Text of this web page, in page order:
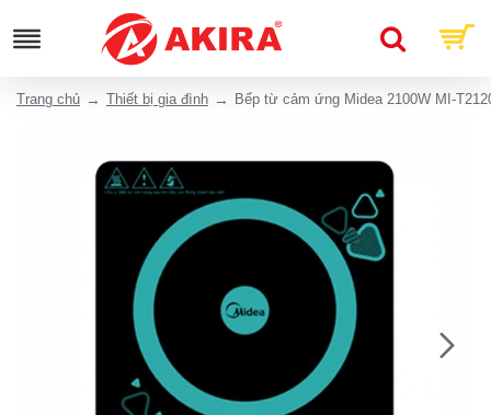
Trang chủ Thiết bị gia đình Bếp từ cảm ứng Midea 2100W MI-